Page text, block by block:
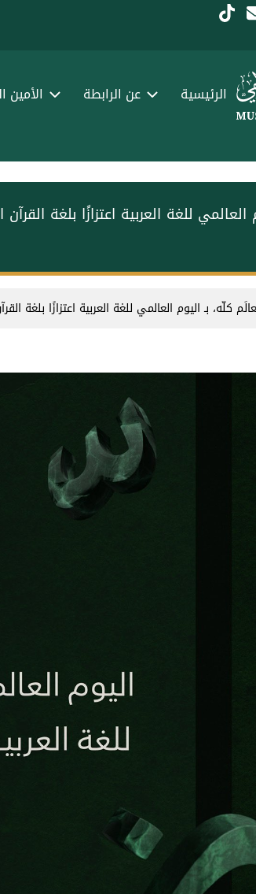
الرئيسية عن الرابطة الأمين
العالمي للغة العربية‬⁩ ‏اعتزازًا بلغة
كلّه، بـ ⁧‫اليوم العالمي للغة العربية‬⁩ ‏اعتزازًا بلغة